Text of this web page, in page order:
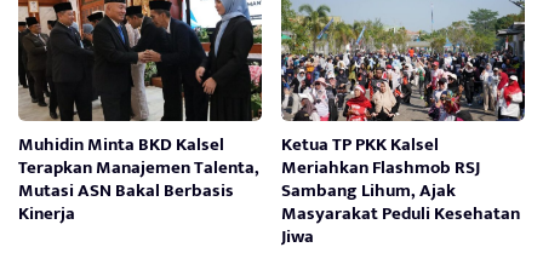
Muhidin Minta BKD Kalsel
Terapkan Manajemen Talenta,
Mutasi ASN Bakal Berbasis
Kinerja
Ketua TP PKK Kalsel
Meriahkan Flashmob RSJ
Sambang Lihum, Ajak
Masyarakat Peduli Kesehatan
Jiwa